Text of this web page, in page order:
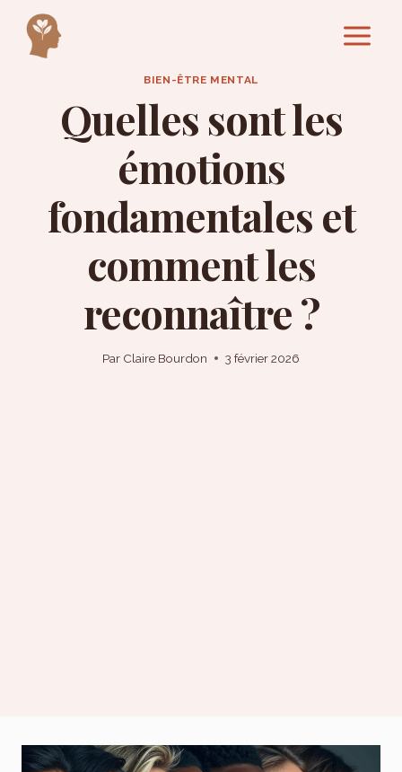
contenu
BIEN-ÊTRE MENTAL
Quelles sont les
émotions
fondamentales et
comment les
reconnaître ?
Par Claire Bourdon 3 février 2026